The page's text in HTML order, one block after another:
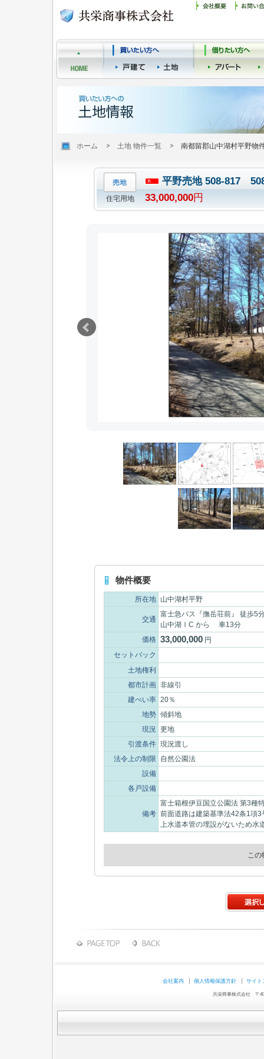
ホーム 土地 物件一覧 南都留郡山中湖村平野物
住宅用地
平野売地 508-817
33,000,000円
物件概要
所在地 山中湖村平野
交通
富士急バス『撫岳荘前』 徒歩5
山中湖ⅠC から 車13分
価格 33,000,000 円
セットバック
土地権利
都市計画 非線引
建ぺい率 20％
地勢 傾斜地
現況
更地
引渡条件 現況渡し
法令上の制限
自然公園法
設備
各戸設備
備考
富士箱根伊豆国立公園法 第3種
前面道路は建築基準法42条1項
上水道本管の埋設がないため
こ
会社案内 個人情報保護方針 サイト
共栄商事株式会社 〒